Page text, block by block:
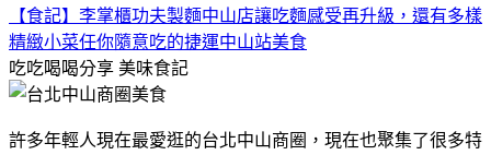
【食記】李掌櫃功夫製麵中山店讓吃麵感受再升級，還有多樣
精緻小菜任你隨意吃的捷運中山站美食
吃吃喝喝分享 美味食記
許多年輕人現在最愛逛的台北中山商圈，現在也聚集了很多特